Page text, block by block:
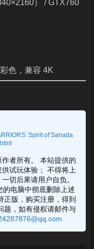
） / GTX760
色，兼容 4K
Spirit of Sanada
者所有。 本站提供的
试玩体验； 不得将上
切后果请用户自负。
电脑中彻底删除上述
正版，购买注册，得到
题，如有侵权请邮件与